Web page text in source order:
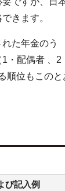
きます。
た年金のう
・配偶者 、2
順位もこのと
び記入例